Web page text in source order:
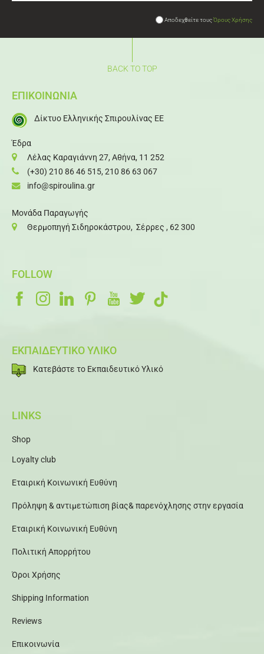
Αποδεχθείτε τουςΌρους Χρήσης
BACK TO TOP
ΕΠΙΚΟΙΝΩΝΙΑ
Δίκτυο Ελληνικής Σπιρουλίνας ΕΕ
Έδρα
Λέλας Καραγιάννη 27, Αθήνα, 11 252
(+30) 210 86 46 515, 210 86 63 067
info@spiroulina.gr
Μονάδα Παραγωγής
Θερμοπηγή Σιδηροκάστρου, Σέρρες , 62 300
FOLLOW
ΕΚΠΑΙΔΕΥΤΙΚΟ ΥΛΙΚΟ
Κατεβάστε το Εκπαιδευτικό Υλικό
LINKS
Shop
Loyalty club
Εταιρική Κοινωνική Ευθύνη
Πρόληψη & αντιμετώπιση βίας& παρενόχλησης στην εργασία
Εταιρική Κοινωνική Ευθύνη
Πολιτική Απορρήτου
Όροι Χρήσης
Shipping Information
Reviews
Επικοινωνία